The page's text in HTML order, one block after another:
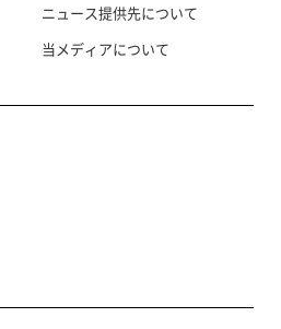
ニュース提供先について
当メディアについて